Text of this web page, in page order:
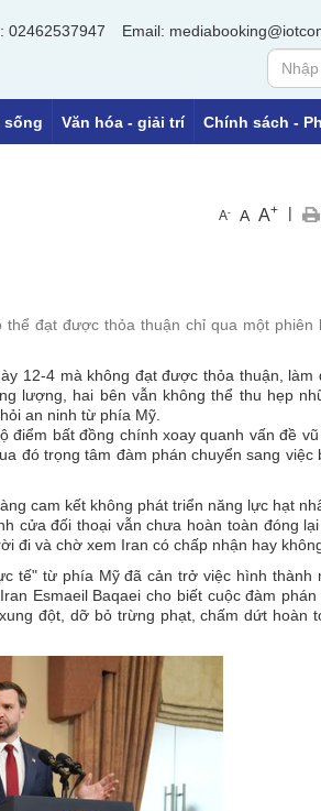
02462537947 Email:
Văn hóa - giải trí Chính sách -
A- A A+ |
đạt được thỏa thuận chỉ qua một phiên
12-4 mà không đạt được thỏa thuận, làm
lượng, hai bên vẫn không thể thu hẹp
an ninh từ phía Mỹ.
điểm bất đồng chính xoay quanh vấn đề
đó trọng tâm đàm phán chuyển sang việc
cam kết không phát triển năng lực hạt
cửa đối thoại vẫn chưa hoàn toàn đóng
đi và chờ xem Iran có chấp nhận hay
tế" từ phía Mỹ đã cản trở việc hình thành
Esmaeil Baqaei cho biết cuộc đàm phán
đột, dỡ bỏ trừng phạt, chấm dứt hoàn